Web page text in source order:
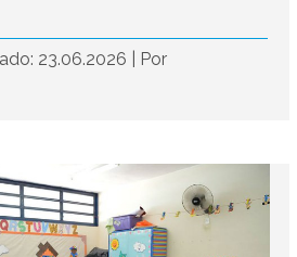
23.06.2026
Por